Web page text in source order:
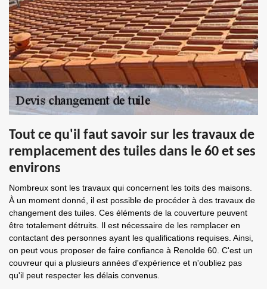
Tout ce qu'il faut savoir sur les travaux de
remplacement des tuiles dans le 60 et ses
environs
Nombreux sont les travaux qui concernent les toits des maisons.
À un moment donné, il est possible de procéder à des travaux de
changement des tuiles. Ces éléments de la couverture peuvent
être totalement détruits. Il est nécessaire de les remplacer en
contactant des personnes ayant les qualifications requises. Ainsi,
on peut vous proposer de faire confiance à Renolde 60. C'est un
couvreur qui a plusieurs années d'expérience et n'oubliez pas
qu'il peut respecter les délais convenus.